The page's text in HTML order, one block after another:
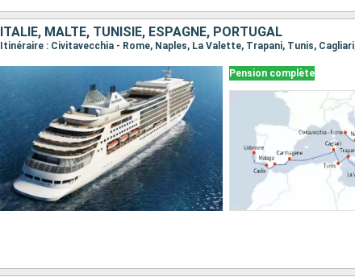
ITALIE, MALTE, TUNISIE, ESPAGNE, PORTUGAL
Pension complète